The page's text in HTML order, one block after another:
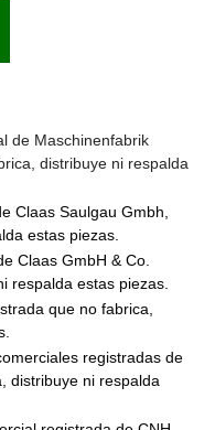
de Maschinenfabrik
distribuye ni respalda
Claas Saulgau Gmbh,
estas piezas.
Claas GmbH & Co.
respalda estas piezas.
que no fabrica,
registradas de
distribuye ni respalda